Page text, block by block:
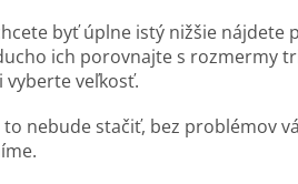
byť úplne istý nižšie nájdete
ich porovnajte s rozmermy
vyberte veľkosť.
to nebude stačiť, bez problémov